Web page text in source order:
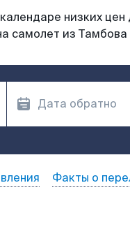
низких цен
самолет из
Факты о